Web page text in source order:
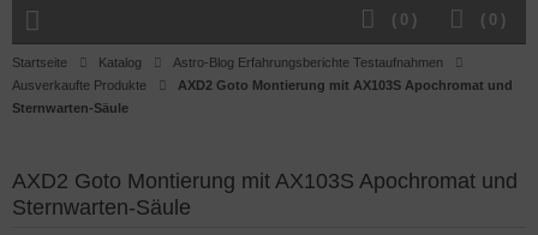
( 0 )
( 0 )
Startseite Katalog
Astro-Blog Erfahrungsberichte Testaufnahmen
Ausverkaufte Produkte
AXD2 Goto Montierung mit AX103S Apochromat und
Sternwarten-Säule
AXD2 Goto Montierung mit AX103S Apochromat und
Sternwarten-Säule